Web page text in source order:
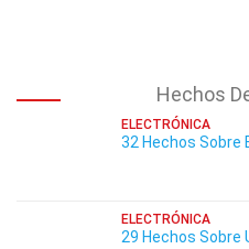
Hechos
ELECTRÓNICA
32 Hechos Sobre
ELECTRÓNICA
29 Hechos Sobre